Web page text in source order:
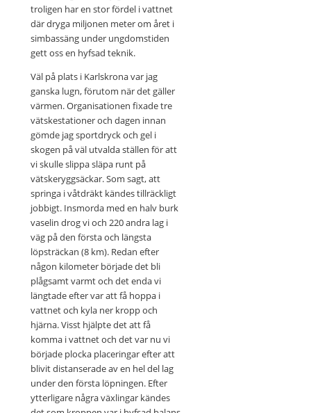
troligen har en stor fördel i vattnet
där dryga miljonen meter om året i
simbassäng under ungdomstiden
gett oss en hyfsad teknik.
Väl på plats i Karlskrona var jag
ganska lugn, förutom när det gäller
värmen. Organisationen fixade tre
vätskestationer och dagen innan
gömde jag sportdryck och gel i
skogen på väl utvalda ställen för att
vi skulle slippa släpa runt på
vätskeryggsäckar. Som sagt, att
springa i våtdräkt kändes tillräckligt
jobbigt. Insmorda med en halv burk
vaselin drog vi och 220 andra lag i
väg på den första och längsta
löpsträckan (8 km). Redan efter
någon kilometer började det bli
plågsamt varmt och det enda vi
längtade efter var att få hoppa i
vattnet och kyla ner kropp och
hjärna. Visst hjälpte det att få
komma i vattnet och det var nu vi
började plocka placeringar efter att
blivit distanserade av en hel del lag
under den första löpningen. Efter
ytterligare några växlingar kändes